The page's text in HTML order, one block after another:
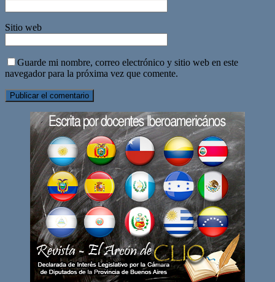
Sitio web
Guarde mi nombre, correo electrónico y sitio web en este
navegador para la próxima vez que comente.